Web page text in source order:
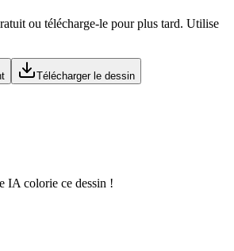
ou télécharge-le pour plus tard. Utilise
Télécharger le dessin
IA colorie ce dessin !